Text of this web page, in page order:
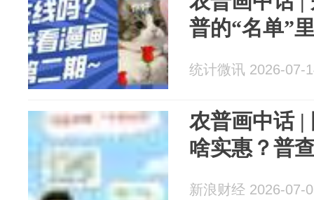
普的“名单”
统计微讯 2026-07-
农普画中话 |
啥实惠？普
新浪财经 2026-07-